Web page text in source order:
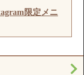
限定メニ